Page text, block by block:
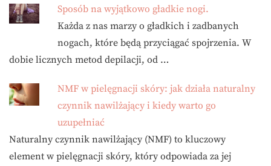
Sposób na wyjątkowo gładkie nogi.
Każda z nas marzy o gładkich i zadbanych
nogach, które będą przyciągać spojrzenia. W
dobie licznych metod depilacji, od …
NMF w pielęgnacji skóry: jak działa naturalny
czynnik nawilżający i kiedy warto go
uzupełniać
Naturalny czynnik nawilżający (NMF) to kluczowy
element w pielęgnacji skóry, który odpowiada za jej